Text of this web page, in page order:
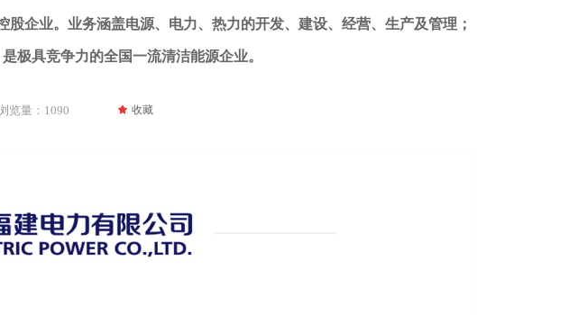
览量：1090 끄 收藏
企业。业务涵盖电源、电力、热力的开发、建设、经营、生产及管理；
极具竞争力的全国一流清洁能源企业。